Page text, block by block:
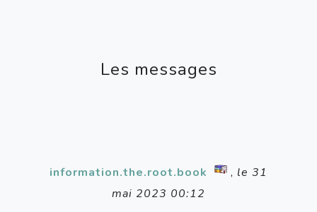
Les messages
information.the.root.book , le 31
mai 2023 00:12